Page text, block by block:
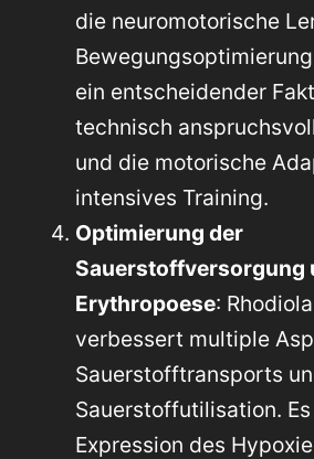
die neuromotorische
ein entscheidender
technisch
und die motorische
intensives Training.
Optimierung der
Sauerstoffversorgung
Erythropoese:
verbessert multiple
Sauerstofftransports
Sauerstoffutilisation.
Expression des